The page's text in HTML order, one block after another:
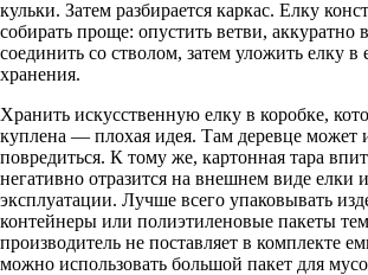
кульки. Затем разбирается каркас. Елку
собирать проще: опустить ветви, аккуратно
соединить со стволом, затем уложить елку в
хранения.
Хранить искусственную елку в коробке,
куплена — плохая идея. Там деревце может
повредиться. К тому же, картонная тара
негативно отразится на внешнем виде елки
эксплуатации. Лучше всего упаковывать
контейнеры или полиэтиленовые пакеты
производитель не поставляет в комплекте
можно использовать большой пакет для